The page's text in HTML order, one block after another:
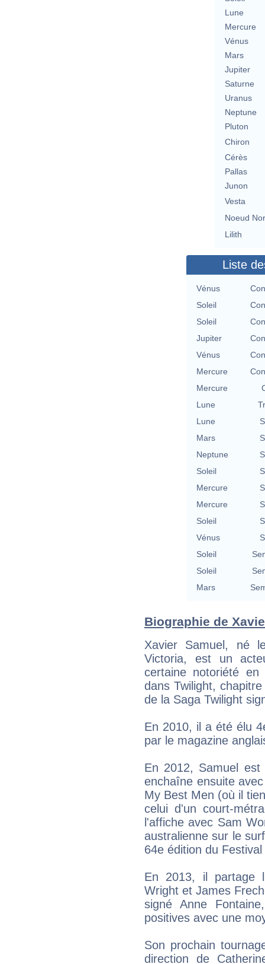
Lune
Mercure
Vénus
Mars
Jupiter
Saturne
Uranus
Neptune
Pluton
Chiron
Cérès
Pallas
Junon
Vesta
Noeud
Lilith
Liste
Vénus
Soleil
Soleil
Jupiter
Vénus
Mercure
Mercure
Lune
Lune
Mars
Neptune
Soleil
Mercure
Mercure
Soleil
Vénus
Soleil
Soleil
Mars
Biographie de
Xavier Samuel, né
Victoria, est un
certaine notoriété
dans Twilight,
de la Saga Twilight
En 2010, il a été élu
par le magazine
En 2012, Samuel
enchaîne ensuite
My Best Men (où il
celui d'un court-
l'affiche avec Sam
australienne sur le
64e édition du
En 2013, il partage
Wright et James
signé Anne
positives avec une
Son prochain
direction de